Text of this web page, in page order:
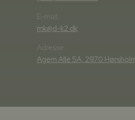
E-mail:
mk@d-k2.dk
Adresse:
Agern Allé 5A, 2970